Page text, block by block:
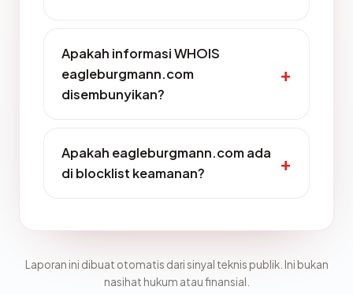
Apakah informasi WHOIS
eagleburgmann.com
disembunyikan?
Apakah eagleburgmann.com ada
di blocklist keamanan?
Laporan ini dibuat otomatis dari sinyal teknis publik. Ini bukan
nasihat hukum atau finansial.